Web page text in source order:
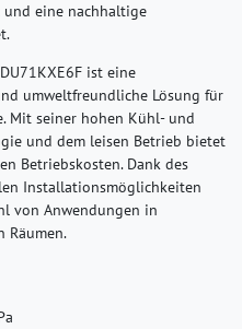
eine nachhaltige
ist eine
umweltfreundliche Lösung für
Mit seiner hohen Kühl- und
und dem leisen Betrieb bietet
Betriebskosten. Dank des
Installationsmöglichkeiten
von Anwendungen in
Räumen.